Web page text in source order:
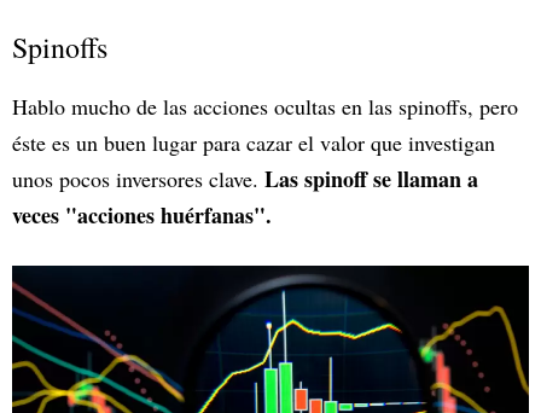
Spinoffs
Hablo mucho de las acciones ocultas en las spinoffs, pero
éste es un buen lugar para cazar el valor que investigan
unos pocos inversores clave. Las spinoff se llaman a
veces "acciones huérfanas".